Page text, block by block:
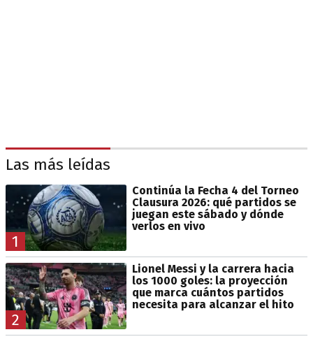
Las más leídas
1
Continúa la Fecha 4 del Torneo
Clausura 2026: qué partidos se
juegan este sábado y dónde
verlos en vivo
2
Lionel Messi y la carrera hacia
los 1000 goles: la proyección
que marca cuántos partidos
necesita para alcanzar el hito